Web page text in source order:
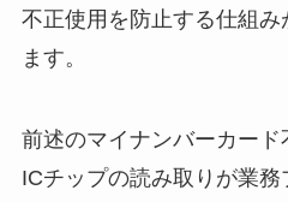
不正使用を防止する仕組
ます。
前述のマイナンバーカード
ICチップの読み取りが業